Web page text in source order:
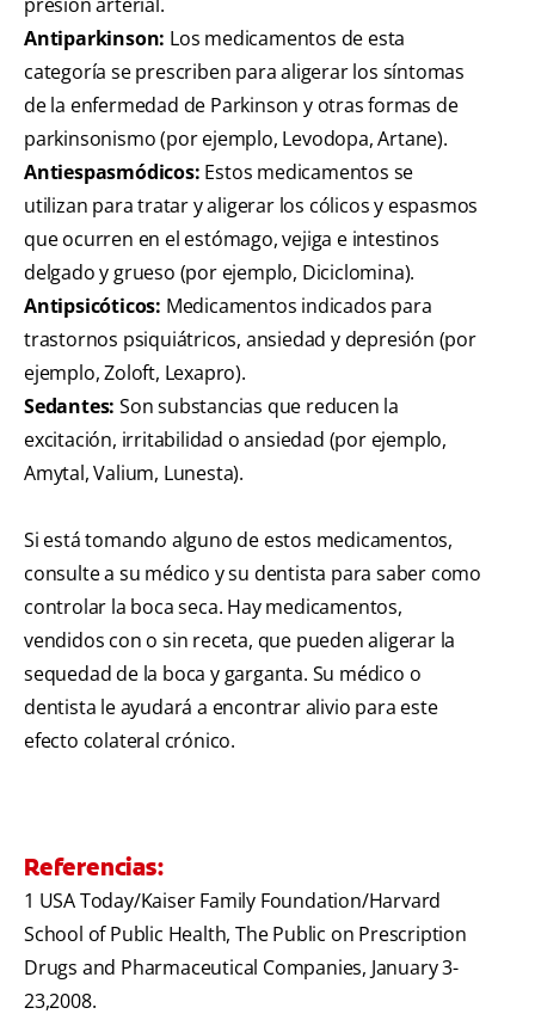
Antiparkinson: Los medicamentos de esta
categoría se prescriben para aligerar los síntomas
de la enfermedad de Parkinson y otras formas de
parkinsonismo (por ejemplo, Levodopa, Artane).
Antiespasmódicos: Estos medicamentos se
utilizan para tratar y aligerar los cólicos y espasmos
que ocurren en el estómago, vejiga e intestinos
delgado y grueso (por ejemplo, Diciclomina).
Antipsicóticos: Medicamentos indicados para
trastornos psiquiátricos, ansiedad y depresión (por
ejemplo, Zoloft, Lexapro).
Sedantes: Son substancias que reducen la
excitación, irritabilidad o ansiedad (por ejemplo,
Amytal, Valium, Lunesta).
Si está tomando alguno de estos medicamentos,
consulte a su médico y su dentista para saber como
controlar la boca seca. Hay medicamentos,
vendidos con o sin receta, que pueden aligerar la
sequedad de la boca y garganta. Su médico o
dentista le ayudará a encontrar alivio para este
efecto colateral crónico.
Referencias:
1 USA Today/Kaiser Family Foundation/Harvard
School of Public Health, The Public on Prescription
Drugs and Pharmaceutical Companies, January 3-
23,2008.